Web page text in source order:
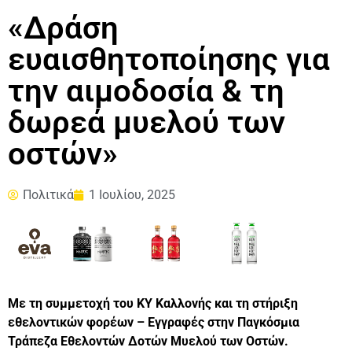
«Δράση
ευαισθητοποίησης για
την αιμοδοσία & τη
δωρεά μυελού των
οστών»
Πολιτικά 1 Ιουλίου, 2025
Με τη συμμετοχή του ΚΥ Καλλονής και τη στήριξη
εθελοντικών φορέων – Εγγραφές στην Παγκόσμια
Τράπεζα Εθελοντών Δοτών Μυελού των Οστών.